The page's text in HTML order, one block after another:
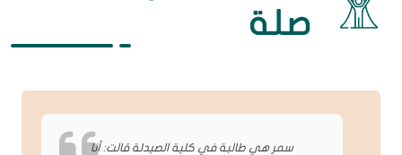
صلة
سمر هي طالبة في كلية الصيدلة قالت: أنا